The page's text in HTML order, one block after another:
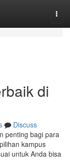
di
Discuss
penting bagi para
kampus
untuk Anda bisa